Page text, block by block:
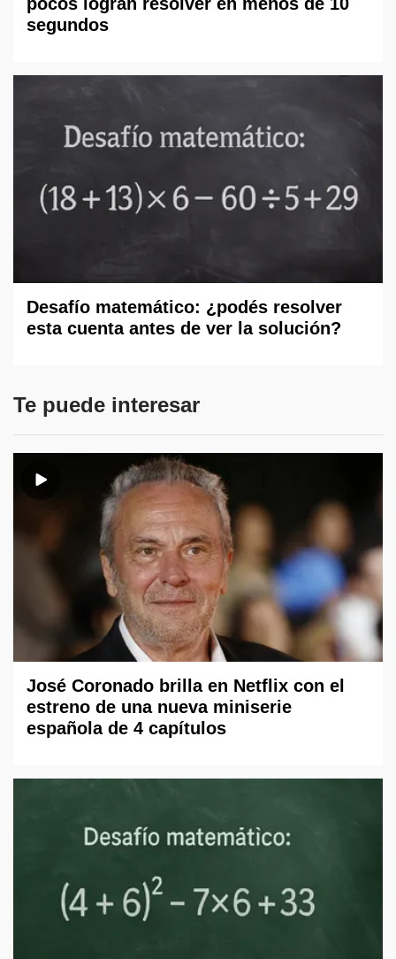
segundos
Desafío matemático: ¿podés resolver
esta cuenta antes de ver la solución?
Te puede interesar
José Coronado brilla en Netflix con el
estreno de una nueva miniserie
española de 4 capítulos